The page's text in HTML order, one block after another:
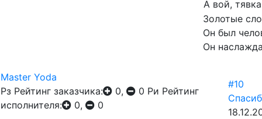
А вой,
Золотые
Он был
Он
Master Yoda
Рз Рейтинг заказчика: 0, 0 Ри Рейтинг
исполнителя:
0, 0
#10